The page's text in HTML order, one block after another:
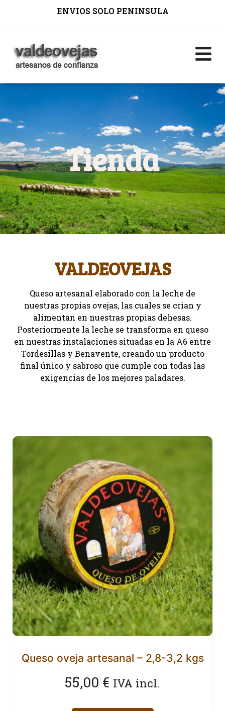
ENVIOS SOLO PENINSULA
Tienda
VALDEOVEJAS
Queso artesanal elaborado con la leche de
nuestras propias ovejas, las cuales se crian y
alimentan en nuestras propias dehesas.
Posteriormente la leche se transforma en queso
en nuestras instalaciones situadas en la A6 entre
Tordesillas y Benavente, creando un producto
final único y sabroso que cumple con todas las
exigencias de los mejores paladares.
Queso oveja artesanal – 2,8-3,2 kgs
55,00 € IVA incl.